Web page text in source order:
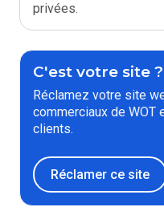
privées.
C'est votre site ?
Réclamez votre site
commerciaux de WOT
clients.
Réclamer ce site